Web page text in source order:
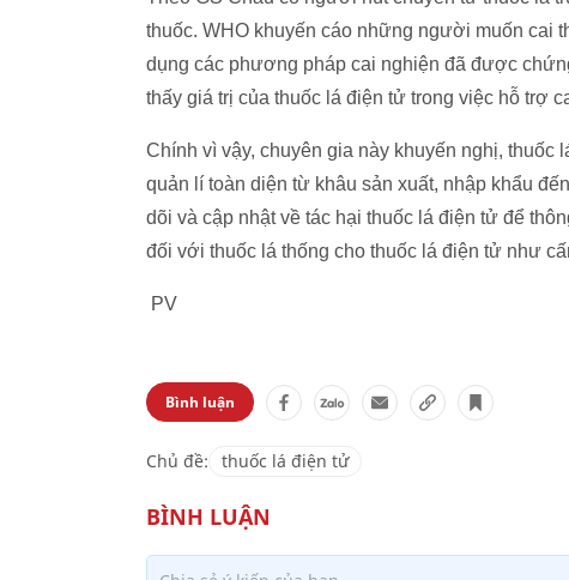
thuốc. WHO khuyến cáo những người muốn cai
dụng các phương pháp cai nghiện đã được
thấy giá trị của thuốc lá điện tử trong việc hỗ trợ
Chính vì vậy, chuyên gia này khuyến nghị,
quản lí toàn diện từ khâu sản xuất, nhập khẩu
dõi và cập nhật về tác hại thuốc lá điện tử để
đối với thuốc lá thống cho thuốc lá điện tử như
PV
Bình luận
Chủ đề: thuốc lá điện tử